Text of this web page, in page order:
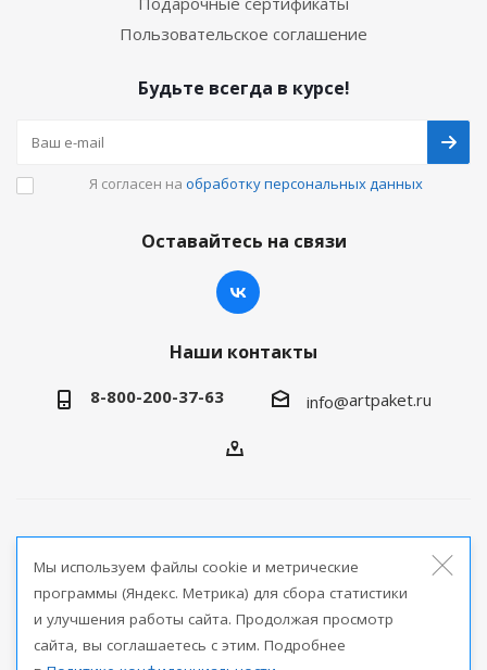
Пользовательское соглашение
Будьте всегда в курсе!
Я согласен на обработку персональных данных
Оставайтесь на связи
Наши контакты
8-800-200-37-63 info@artpaket.ru
продукции
Версия для печати
Мы используем файлы cookie и метрические
программы (Яндекс. Метрика) для сбора статистики
и улучшения работы сайта. Продолжая просмотр
сайта, вы соглашаетесь с этим. Подробнее